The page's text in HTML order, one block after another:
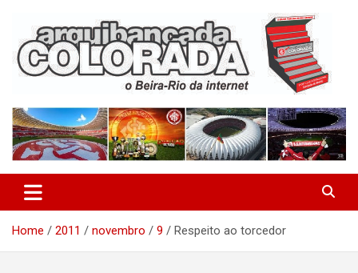
content
Arquibancada Colorada
Home 2011 novembro 9 Respeito ao torcedor